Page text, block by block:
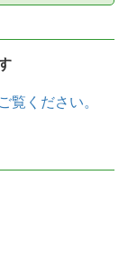
覧ください。